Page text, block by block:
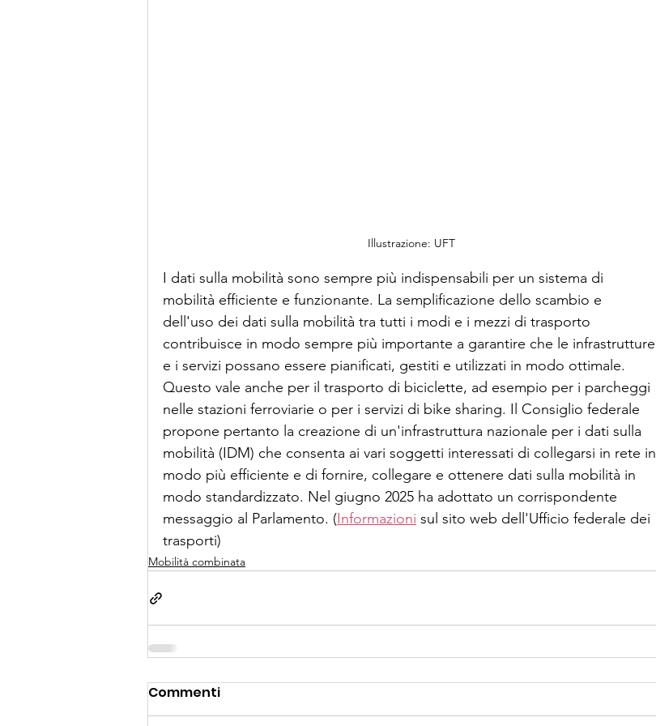
Illustrazione: UFT
I dati sulla mobilità sono sempre più indispensabili per un sistema di
mobilità efficiente e funzionante. La semplificazione dello scambio e
dell'uso dei dati sulla mobilità tra tutti i modi e i mezzi di trasporto
contribuisce in modo sempre più importante a garantire che le infrastrutture
e i servizi possano essere pianificati, gestiti e utilizzati in modo ottimale.
Questo vale anche per il trasporto di biciclette, ad esempio per i parcheggi
nelle stazioni ferroviarie o per i servizi di bike sharing. Il Consiglio federale
propone pertanto la creazione di un'infrastruttura nazionale per i dati sulla
mobilità (IDM) che consenta ai vari soggetti interessati di collegarsi in rete in
modo più efficiente e di fornire, collegare e ottenere dati sulla mobilità in
modo standardizzato. Nel giugno 2025 ha adottato un corrispondente
messaggio al Parlamento. (Informazioni sul sito web dell'Ufficio federale dei
trasporti)
Mobilità combinata
Commenti